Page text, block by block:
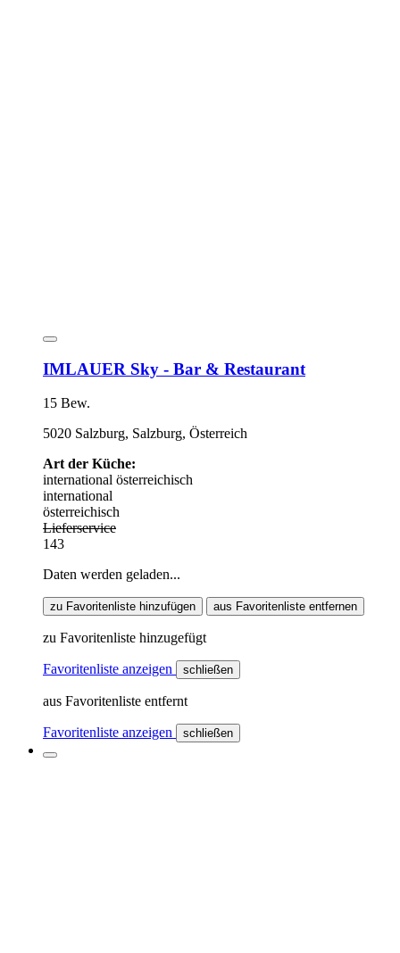
IMLAUER Sky - Bar & Restaurant
15 Bew.
5020 Salzburg, Salzburg, Österreich
Art der Küche:
international österreichisch
international
österreichisch
Lieferservice
143
Daten werden geladen...
zu Favoritenliste hinzufügen aus Favoritenliste entfernen
zu Favoritenliste hinzugefügt
Favoritenliste anzeigen schließen
aus Favoritenliste entfernt
Favoritenliste anzeigen schließen